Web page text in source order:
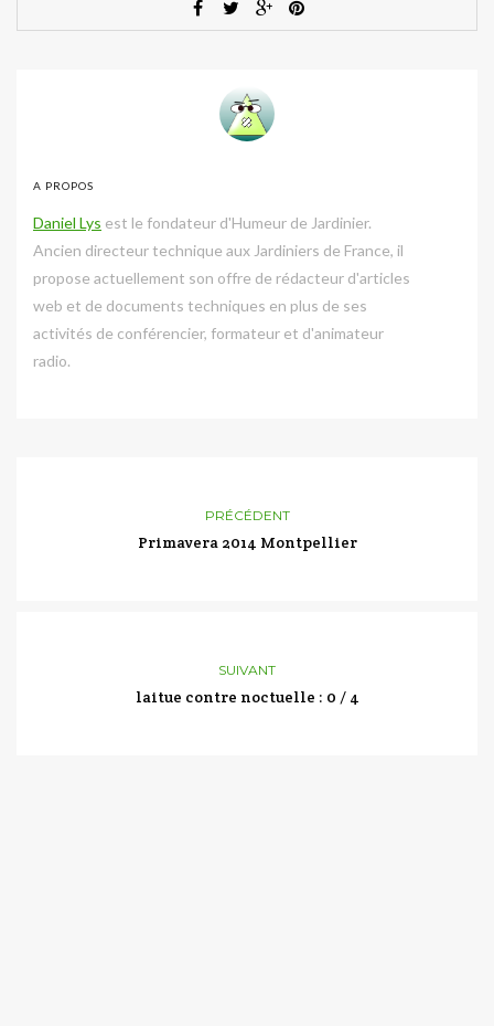
A PROPOS
Daniel Lys est le fondateur d'Humeur de Jardinier.
Ancien directeur technique aux Jardiniers de France, il
propose actuellement son offre de rédacteur d'articles
web et de documents techniques en plus de ses
activités de conférencier, formateur et d'animateur
radio.
PRÉCÉDENT
Primavera 2014 Montpellier
SUIVANT
laitue contre noctuelle : 0 / 4